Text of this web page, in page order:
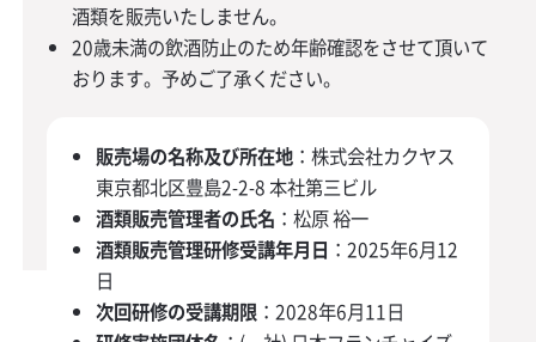
酒類を販売いたしません。
20歳未満の飲酒防止のため年齢確認をさせて頂いて
おります。予めご了承ください。
販売場の名称及び所在地：株式会社カクヤス
東京都北区豊島2-2-8 本社第三ビル
酒類販売管理者の氏名 ：松原 裕一
酒類販売管理研修受講年月日 ：2025年6月12
日
次回研修の受講期限：2028年6月11日